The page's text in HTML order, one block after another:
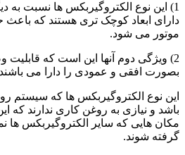
1) این نوع الکتروگیربکس ها نسبت به
دارای ابعاد کوچک تری هستند که
موتور می شود.
2) ویژگی دوم آنها این است که
بصورت افقی و عمودی را دارا می
این نوع الکتروگیربکس ها که
باشد و نیازی به روغن کاری ندارند که
مکان هایی که سایر الکتروگیربکس ها
گرفته شوند.